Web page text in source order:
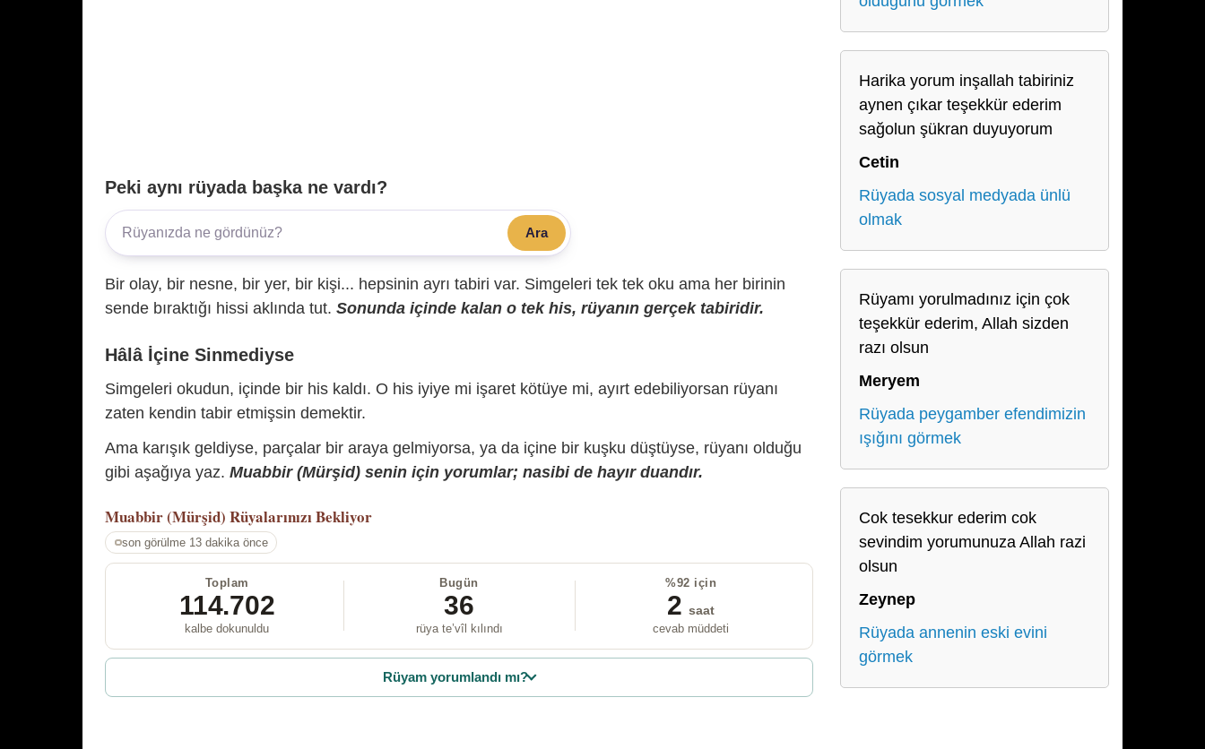
Peki aynı rüyada başka ne vardı?
Ara
Bir olay, bir nesne, bir yer, bir kişi... hepsinin ayrı tabiri var. Simgeleri tek tek oku ama her birinin
sende bıraktığı hissi aklında tut. Sonunda içinde kalan o tek his, rüyanın gerçek tabiridir.
Hâlâ İçine Sinmediyse
Simgeleri okudun, içinde bir his kaldı. O his iyiye mi işaret kötüye mi, ayırt edebiliyorsan rüyanı
zaten kendin tabir etmişsin demektir.
Ama karışık geldiyse, parçalar bir araya gelmiyorsa, ya da içine bir kuşku düştüyse, rüyanı olduğu
gibi aşağıya yaz. Muabbir (Mürşid) senin için yorumlar; nasibi de hayır duandır.
Muabbir (Mürşid) Rüyalarınızı Bekliyor
son görülme 13 dakika önce
Toplam
114.702
kalbe dokunuldu
Bugün
36
rüya te’vîl kılındı
%92 için
2 saat
cevab müddeti
Rüyam yorumlandı mı?
Harika yorum inşallah tabiriniz
aynen çıkar teşekkür ederim
sağolun şükran duyuyorum
Cetin
Rüyada sosyal medyada ünlü
olmak
Rüyamı yorulmadınız için çok
teşekkür ederim, Allah sizden
razı olsun
Meryem
Rüyada peygamber efendimizin
ışığını görmek
Cok tesekkur ederim cok
sevindim yorumunuza Allah razi
olsun
Zeynep
Rüyada annenin eski evini
görmek